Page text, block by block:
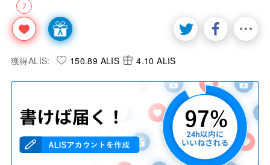
7
獲得ALIS: 150.89 ALIS 4.10 ALIS